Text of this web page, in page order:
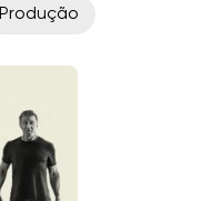
Produção